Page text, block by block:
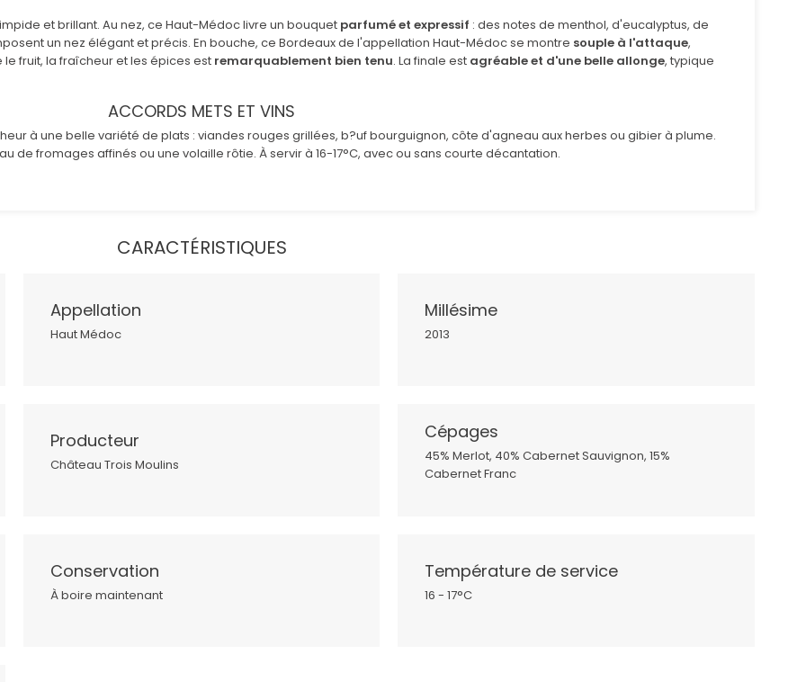
et brillant. Au nez, ce Haut-Médoc livre un bouquet parfumé et expressif : des notes de menthol, d'eucalyptus, de
un nez élégant et précis. En bouche, ce Bordeaux de l'appellation Haut-Médoc se montre souple à l'attaque,
le fruit, la fraîcheur et les épices est remarquablement bien tenu. La finale est agréable et d'une belle allonge, typique
ACCORDS METS ET VINS
à une belle variété de plats : viandes rouges grillées, b?uf bourguignon, côte d'agneau aux herbes ou gibier à plume.
de fromages affinés ou une volaille rôtie. À servir à 16-17°C, avec ou sans courte décantation.
CARACTÉRISTIQUES
Appellation
Haut Médoc
Millésime
2013
Producteur
Château Trois Moulins
Cépages
45% Merlot, 40% Cabernet Sauvignon, 15%
Cabernet Franc
Conservation
À boire maintenant
Température de service
16 - 17°C